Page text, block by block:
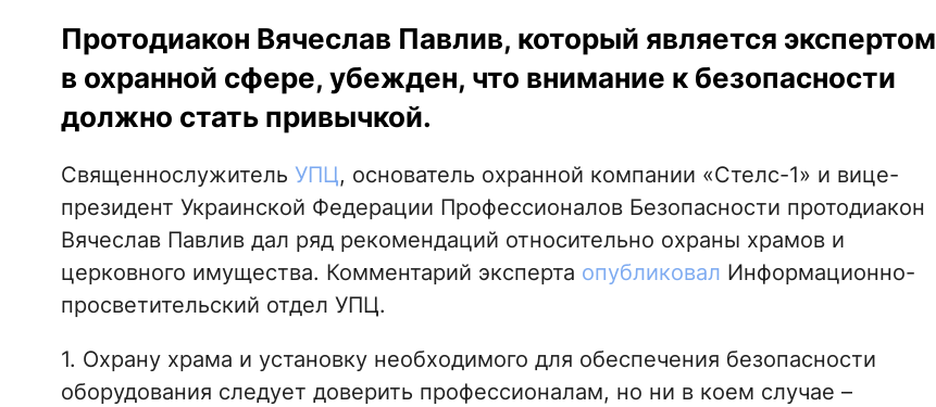
Протодиакон Вячеслав Павлив, который является экспертом
в охранной сфере, убежден, что внимание к безопасности
должно стать привычкой.
Священнослужитель УПЦ, основатель охранной компании «Стелс-1» и вице-
президент Украинской Федерации Профессионалов Безопасности протодиакон
Вячеслав Павлив дал ряд рекомендаций относительно охраны храмов и
церковного имущества. Комментарий эксперта опубликовал Информационно-
просветительский отдел УПЦ.
1. Охрану храма и установку необходимого для обеспечения безопасности
оборудования следует доверить профессионалам, но ни в коем случае –